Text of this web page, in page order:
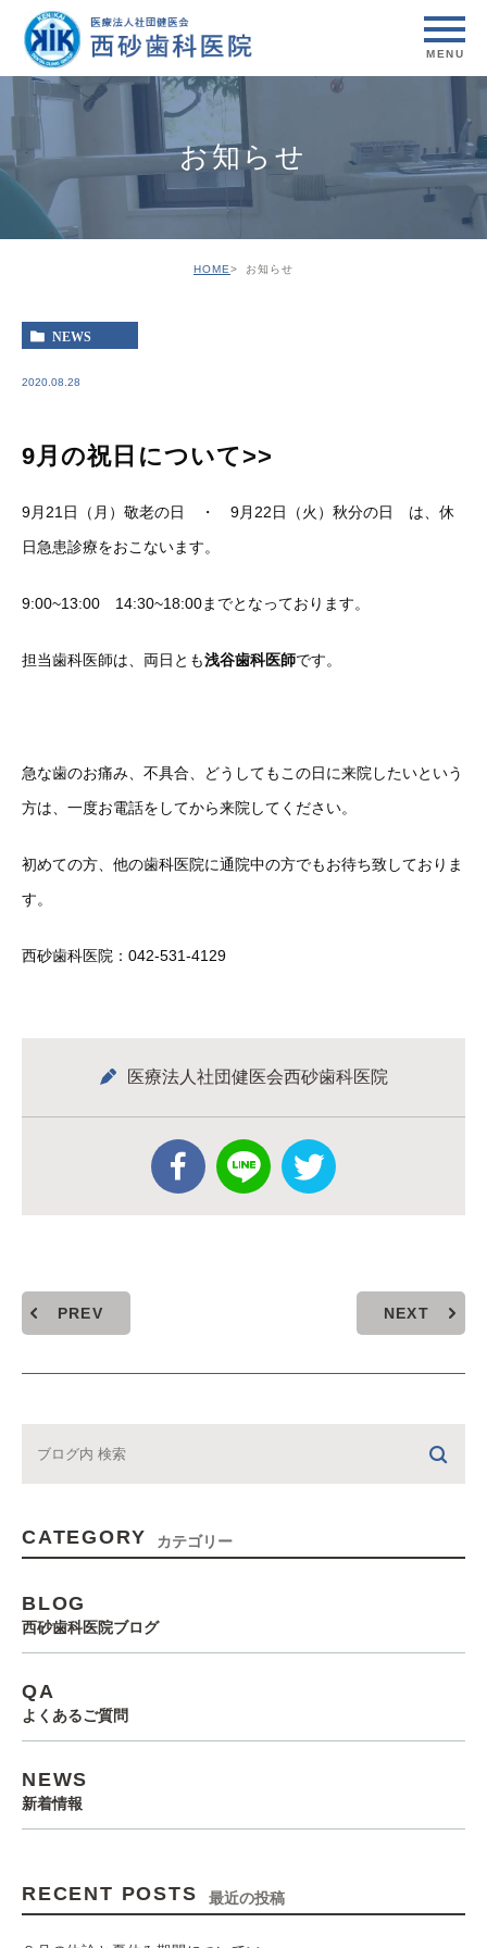
お知らせ
HOME お知らせ
NEWS
2020.08.28
9月の祝日について>>
9月21日（月）敬老の日 ・ 9月22日（火）秋分の日 は、休
日急患診療をおこないます。
9:00~13:00 14:30~18:00までとなっております。
担当歯科医師は、両日とも浅谷歯科医師です。
急な歯のお痛み、不具合、どうしてもこの日に来院したいという
方は、一度お電話をしてから来院してください。
初めての方、他の歯科医院に通院中の方でもお待ち致しておりま
す。
西砂歯科医院：042-531-4129
医療法人社団健医会西砂歯科医院
PREV NEXT
CATEGORY カテゴリー
BLOG
西砂歯科医院ブログ
QA
よくあるご質問
NEWS
新着情報
RECENT POSTS 最近の投稿